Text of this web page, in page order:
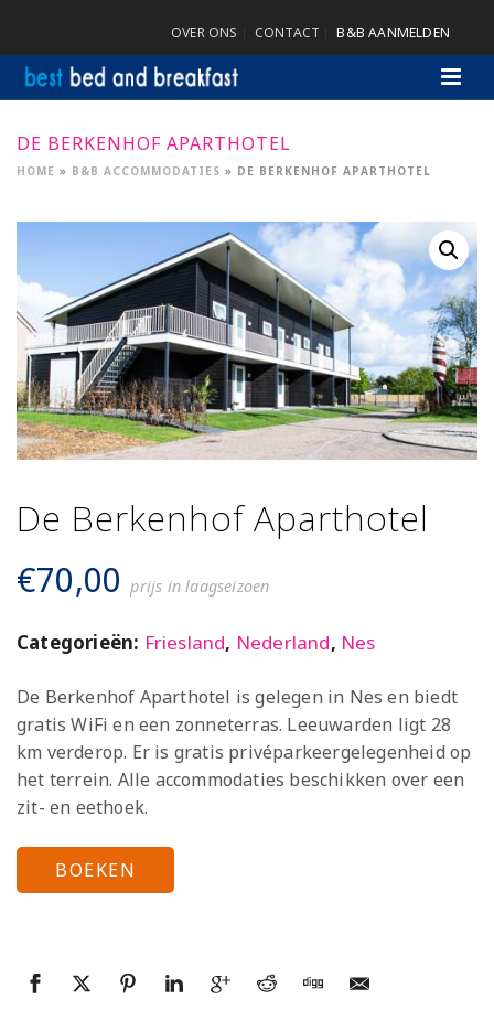
OVER ONS CONTACT B&B AANMELDEN
DE BERKENHOF APARTHOTEL
HOME » B&B ACCOMMODATIES » DE BERKENHOF APARTHOTEL
De Berkenhof Aparthotel
€70,00 prijs in laagseizoen
Categorieën: Friesland, Nederland, Nes
De Berkenhof Aparthotel is gelegen in Nes en biedt
gratis WiFi en een zonneterras. Leeuwarden ligt 28
km verderop. Er is gratis privéparkeergelegenheid op
het terrein. Alle accommodaties beschikken over een
zit- en eethoek.
BOEKEN